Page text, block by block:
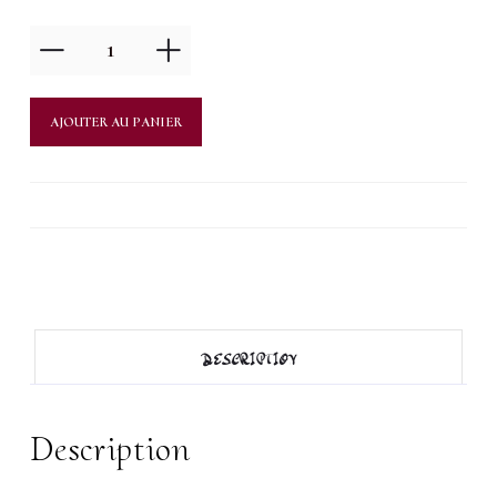
quantité
Eye-
AJOUTER AU PANIER
DESCRIPTION
Description